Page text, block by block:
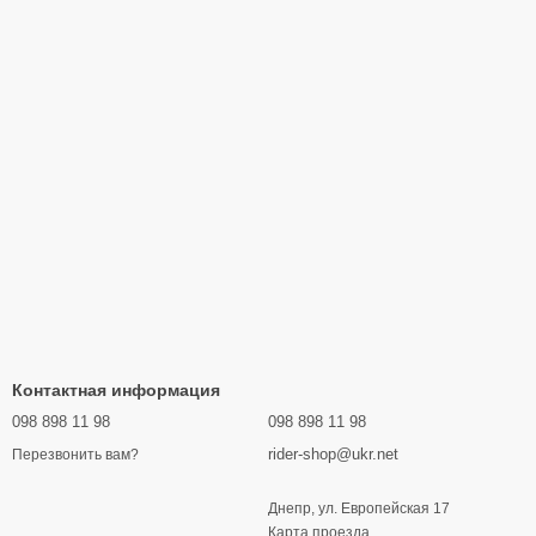
Контактная информация
098 898 11 98
Перезвонить вам?
098 898 11 98
rider-shop@ukr.net
Днепр, ул. Европейская 17